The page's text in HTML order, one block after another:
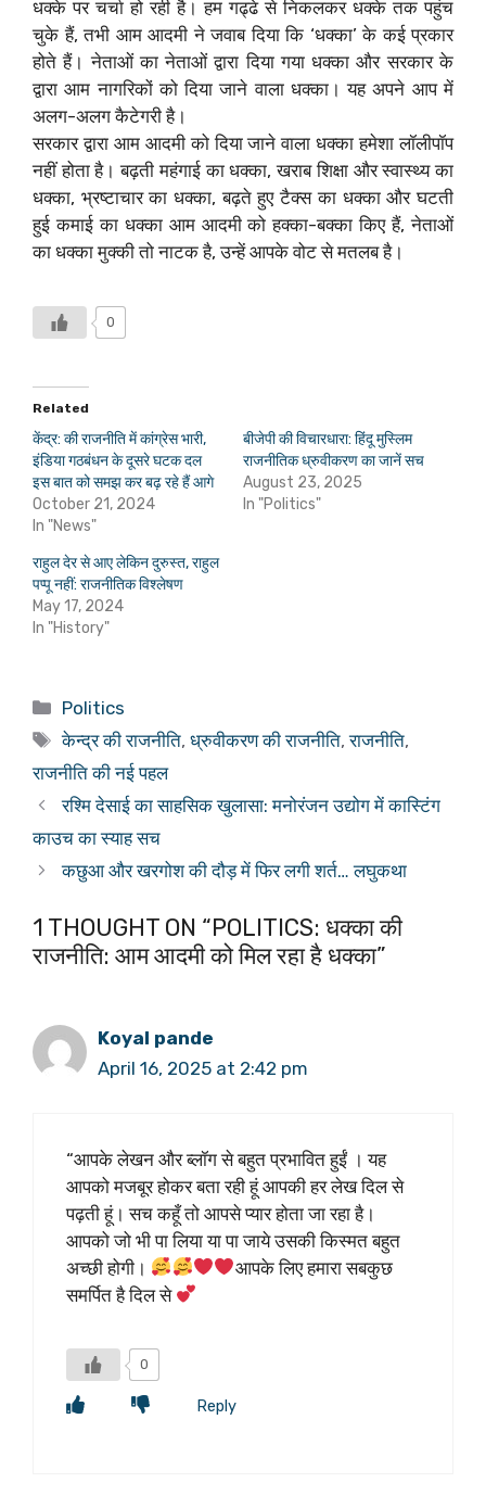
धक्के पर चर्चा हो रही है। हम गढ्ढे से निकलकर धक्के तक पहुंच
चुके हैं, तभी आम आदमी ने जवाब दिया कि ‘धक्का’ के कई प्रकार
होते हैं। नेताओं का नेताओं द्वारा दिया गया धक्का और सरकार के
द्वारा आम नागरिकों को दिया जाने वाला धक्का। यह अपने आप में
अलग-अलग कैटेगरी है।
सरकार द्वारा आम आदमी को दिया जाने वाला धक्का हमेशा लॉलीपॉप
नहीं होता है। बढ़ती महंगाई का धक्का, खराब शिक्षा और स्वास्थ्य का
धक्का, भ्रष्टाचार का धक्का, बढ़ते हुए टैक्स का धक्का और घटती
हुई कमाई का धक्का आम आदमी को हक्का-बक्का किए हैं, नेताओं
का धक्का मुक्की तो नाटक है, उन्हें आपके वोट से मतलब है।
0
Related
केंद्र: की राजनीति में कांग्रेस भारी,
इंडिया गठबंधन के दूसरे घटक दल
इस बात को समझ कर बढ़ रहे हैं आगे
October 21, 2024
In "News"
बीजेपी की विचारधारा: हिंदू मुस्लिम
राजनीतिक ध्रुवीकरण का जानें सच
August 23, 2025
In "Politics"
राहुल देर से आए लेकिन दुरुस्त, राहुल
पप्पू नहीं: राजनीतिक विश्लेषण
May 17, 2024
In "History"
Categories
Politics
Tags
केन्द्र की राजनीति,ध्रुवीकरण की राजनीति,राजनीति,
राजनीति की नई पहल
रश्मि देसाई का साहसिक खुलासा: मनोरंजन उद्योग में कास्टिंग
काउच का स्याह सच
कछुआ और खरगोश की दौड़ में फिर लगी शर्त… लघुकथा
1 THOUGHT ON “POLITICS: धक्का की
राजनीति: आम आदमी को मिल रहा है धक्का”
Koyal pande
April 16, 2025 at 2:42 pm
“आपके लेखन और ब्लॉग से बहुत प्रभावित हुईं । यह
आपको मजबूर होकर बता रही हूं आपकी हर लेख दिल से
पढ़ती हूं। सच कहूँ तो आपसे प्यार होता जा रहा है।
आपको जो भी पा लिया या पा जाये उसकी किस्मत बहुत
अच्छी होगी।
आपके लिए हमारा सबकुछ
समर्पित है दिल से
0
Reply